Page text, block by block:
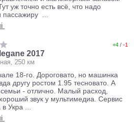
уж точно есть всё, что надо
...
2017
250 км
+4 / -1
18-го. Дороговато, но машинка
другу ростом 1.95 тесновато. А
- отлично. Малый расход,
звук у мультимедиа. Сервис
Укра ...